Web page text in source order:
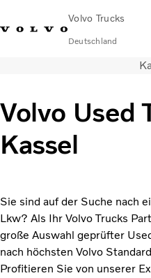
Volvo Trucks
Deutschland
Lkw
Transportlösungen
Services
Über uns
Karriere
Technisches
Volvo Used
Kassel
Sie sind auf der Suche nach
Lkw? Als Ihr Volvo Trucks
große Auswahl geprüfter
nach höchsten Volvo
Profitieren Sie von unserer